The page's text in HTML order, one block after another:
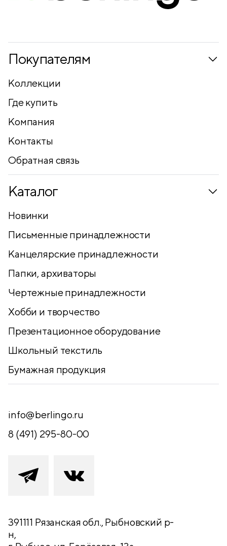
Покупателям
Коллекции
Где купить
Компания
Контакты
Обратная связь
Каталог
Новинки
Письменные принадлежности
Канцелярские принадлежности
Папки, архиваторы
Чертежные принадлежности
Хобби и творчество
Презентационное оборудование
Школьный текстиль
Бумажная продукция
info@berlingo.ru
8 (491) 295-80-00
391111 Рязанская обл., Рыбновский р-
н,